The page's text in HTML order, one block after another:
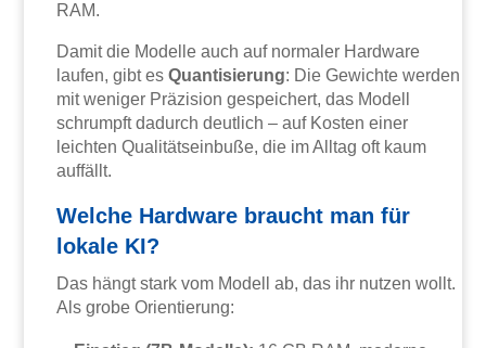
RAM.
Damit die Modelle auch auf normaler Hardware
laufen, gibt esQuantisierung: Die Gewichte werden
mit weniger Präzision gespeichert, das Modell
schrumpft dadurch deutlich – auf Kosten einer
leichten Qualitätseinbuße, die im Alltag oft kaum
auffällt.
Welche Hardware braucht man für
lokale KI?
Das hängt stark vom Modell ab, das ihr nutzen wollt.
Als grobe Orientierung: